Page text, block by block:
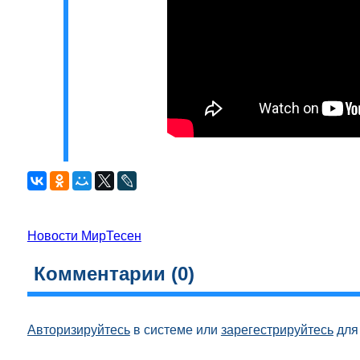
Новости МирТесен
Комментарии (0)
Авторизируйтесьв системе или зарегестрируйтесьдля